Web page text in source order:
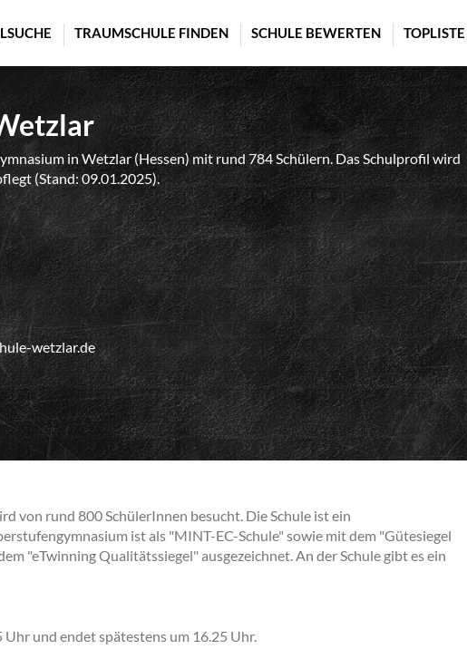
TRAUMSCHULE FINDEN SCHULE BEWERTEN TOPLISTE
in Wetzlar (Hessen) mit rund 784 Schülern. Das Schulprofil wird
(Stand: 09.01.2025).
wetzlar.de
von rund 800 SchülerInnen besucht. Die Schule ist ein
ist als "MINT-EC-Schule" sowie mit dem "Gütesiegel
"eTwinning Qualitätssiegel" ausgezeichnet. An der Schule gibt es ein
und endet spätestens um 16.25 Uhr.